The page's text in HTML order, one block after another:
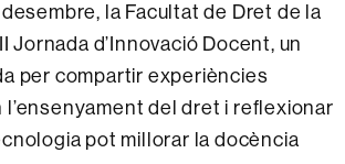
la Facultat de Dret de la
Jornada d’Innovació Docent, un
per compartir experiències
l’ensenyament del dret i reflexionar
pot millorar la docència